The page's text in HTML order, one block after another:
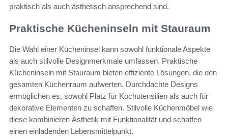
praktisch als auch ästhetisch ansprechend sind.
Praktische Kücheninseln mit Stauraum
Die Wahl einer Kücheninsel kann sowohl funktionale Aspekte
als auch stilvolle Designmerkmale umfassen. Praktische
Kücheninseln mit Stauraum bieten effiziente Lösungen, die den
gesamten Küchenraum aufwerten. Durchdachte Designs
ermöglichen es, sowohl Platz für Kochutensilien als auch für
dekorative Elementen zu schaffen. Stilvolle Küchenmöbel wie
diese kombinieren Ästhetik mit Funktionalität und schaffen
einen einladenden Lebensmittelpunkt.